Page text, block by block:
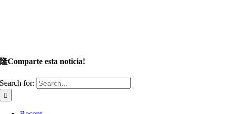
隆Comparte esta noticia!
Search for: